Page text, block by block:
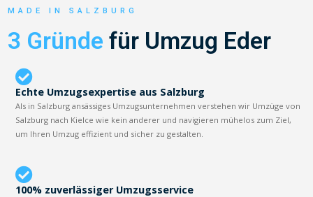
MADE IN SALZBURG
3 Gründe für Umzug Eder
Echte Umzugsexpertise aus Salzburg
Als in Salzburg ansässiges Umzugsunternehmen verstehen wir Umzüge von
Salzburg nach Kielce wie kein anderer und navigieren mühelos zum Ziel,
um Ihren Umzug effizient und sicher zu gestalten.
100% zuverlässiger Umzugsservice